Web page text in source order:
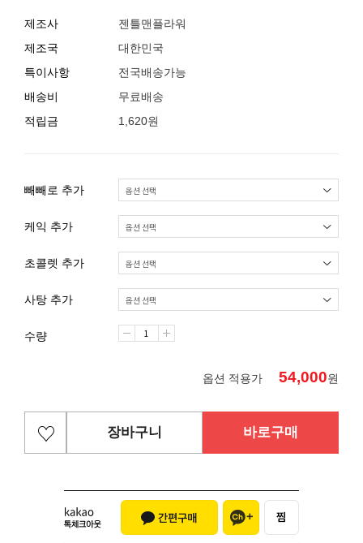
제조사
젠틀맨플라워
제조국
대한민국
특이사항
전국배송가능
배송비
무료배송
적립금
1,620원
빼빼로 추가
케익 추가
초콜렛 추가
사탕 추가
수량
옵션 적용가 54,000원
장바구니 바로구매